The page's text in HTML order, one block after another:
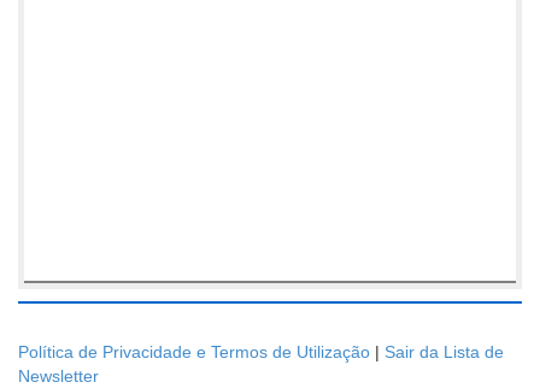
Política de Privacidade e Termos de Utilização | Sair da Lista de
Newsletter